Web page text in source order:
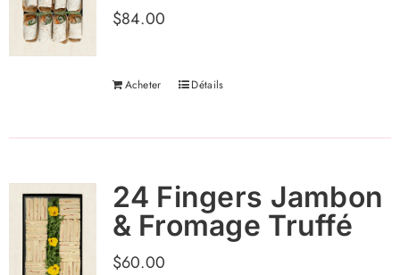
$84.00
Acheter Détails
24 Fingers Jambon
& Fromage Truffé
$60.00